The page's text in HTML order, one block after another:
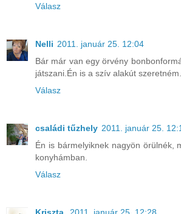
Válasz
Nelli 2011. január 25. 12:04
Bár már van egy örvény
játszani.Én is a szív alakút
Válasz
családi tűzhely 2011. január 25.
Én is bármelyiknek nagyön örülnék,
konyhámban.
Válasz
Kriszta
2011. január 25. 12:28